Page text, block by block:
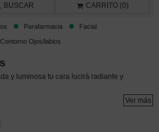
BUSCAR CARRITO (0)
Parafarmacia Facial
Contorno Ojos/labios
y luminosa tu cara lucirá radiante y
Ver más